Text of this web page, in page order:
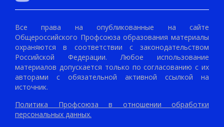
Все права на опубликованные на сайте
Общероссийского Профсоюза образования материалы
охраняются в соответствии с законодательством
Российской Федерации. Любое использование
материалов допускается только по согласованию с их
авторами с обязательной активной ссылкой на
источник.
Политика Профсоюза в отношении обработки
персональных данных.